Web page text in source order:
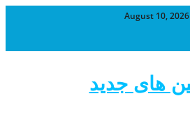
August 10, 2026
های جدید